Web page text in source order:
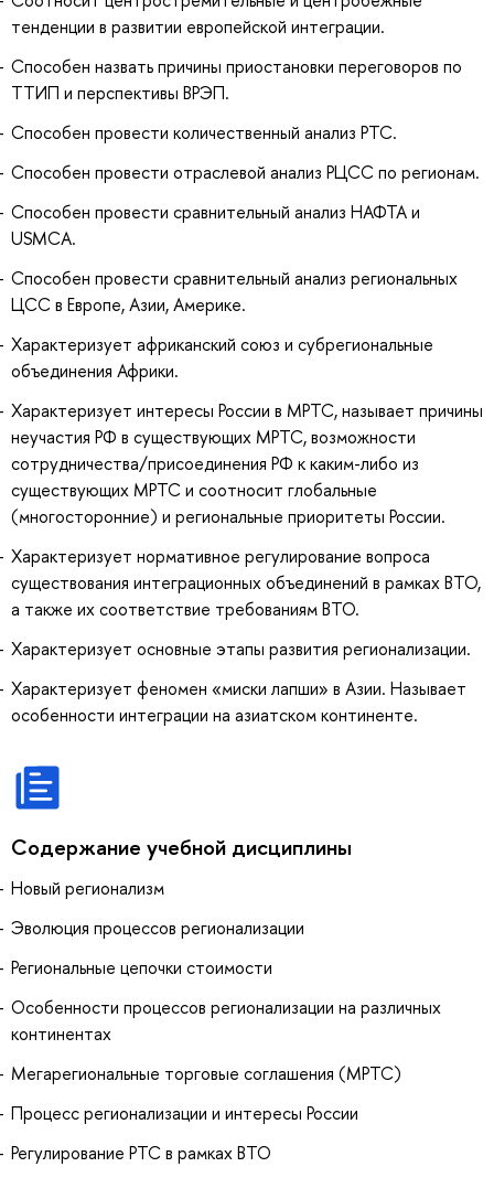
тенденции в развитии европейской интеграции.
Способен назвать причины приостановки переговоров по
ТТИП и перспективы ВРЭП.
Способен провести количественный анализ РТС.
Способен провести отраслевой анализ РЦСС по регионам.
Способен провести сравнительный анализ НАФТА и
USMCA.
Способен провести сравнительный анализ региональных
ЦСС в Европе, Азии, Америке.
Характеризует африканский союз и субрегиональные
объединения Африки.
Характеризует интересы России в МРТС, называет причины
неучастия РФ в существующих МРТС, возможности
сотрудничества/присоединения РФ к каким-либо из
существующих МРТС и соотносит глобальные
(многосторонние) и региональные приоритеты России.
Характеризует нормативное регулирование вопроса
существования интеграционных объединений в рамках ВТО,
а также их соответствие требованиям ВТО.
Характеризует основные этапы развития регионализации.
Характеризует феномен «миски лапши» в Азии. Называет
особенности интеграции на азиатском континенте.
Содержание учебной дисциплины
Новый регионализм
Эволюция процессов регионализации
Региональные цепочки стоимости
Особенности процессов регионализации на различных
континентах
Мегарегиональные торговые соглашения (МРТС)
Процесс регионализации и интересы России
Регулирование РТС в рамках ВТО